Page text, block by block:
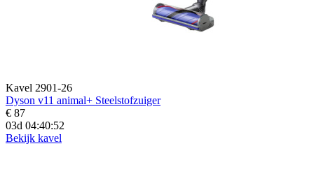
Kavel 2901-26
Dyson v11 animal+ Steelstofzuiger
€ 87
03d 04:40:50
Bekijk kavel